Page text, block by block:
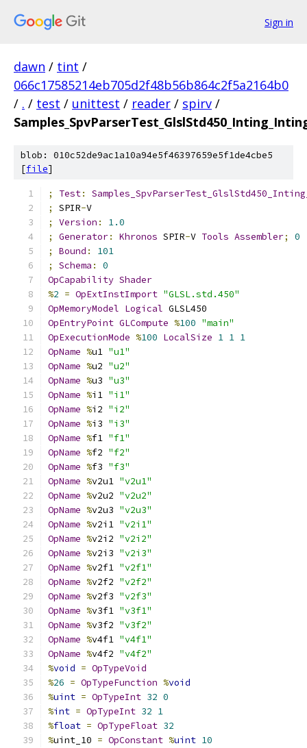
Sign in
dawn / tint /
066c17585214eb705d2f48b56b864c2f5a2164b0
/ . / test / unittest / reader / spirv /
blob: 010c52de9ac1a10a94e5f46397659e5f1de4cbe5
[file]
; Test:
;
SPIR-V
;
Version :
1.0
;
Generator: Khronos SPIR-V Tools Assembler;
0
;
Bound :
101
;
Schema :
0
OpCapability Shader
%2 = OpExtInstImport "GLSL.std.450"
OpMemoryModel Logical GLSL450
OpEntryPoint GLCompute %100 "main"
OpExecutionMode %100 LocalSize 1 1 1
OpName %u1 "u1"
OpName %u2 "u2"
OpName %u3 "u3"
OpName %i1 "i1"
OpName %i2 "i2"
OpName %i3 "i3"
OpName %f1 "f1"
OpName %f2 "f2"
OpName %f3 "f3"
OpName %v2u1 "v2u1"
OpName %v2u2 "v2u2"
OpName %v2u3 "v2u3"
OpName %v2i1 "v2i1"
OpName %v2i2 "v2i2"
OpName %v2i3 "v2i3"
OpName %v2f1 "v2f1"
OpName %v2f2 "v2f2"
OpName %v2f3 "v2f3"
OpName %v3f1 "v3f1"
OpName %v3f2 "v3f2"
OpName %v4f1 "v4f1"
OpName %v4f2 "v4f2"
%void = OpTypeVoid
%26 = OpTypeFunction %void
%uint = OpTypeInt 32 0
%int = OpTypeInt 32 1
%float = OpTypeFloat 32
%uint_10 = OpConstant %uint 10